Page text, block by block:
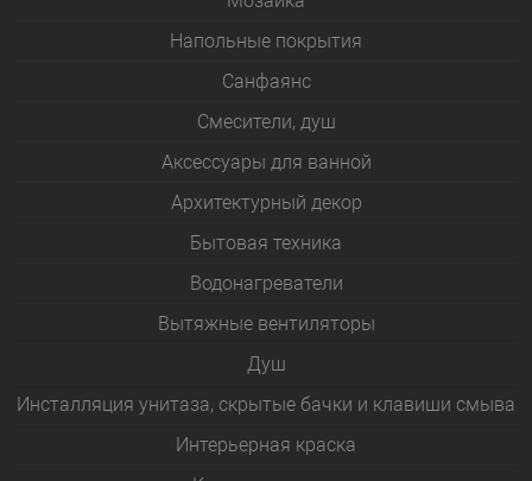
Напольные покрытия
Санфаянс
Смесители, душ
Аксессуары для ванной
Архитектурный декор
Бытовая техника
Водонагреватели
Вытяжные вентиляторы
Душ
Инсталляция унитаза, скрытые бачки и клавиши смыва
Интерьерная краска